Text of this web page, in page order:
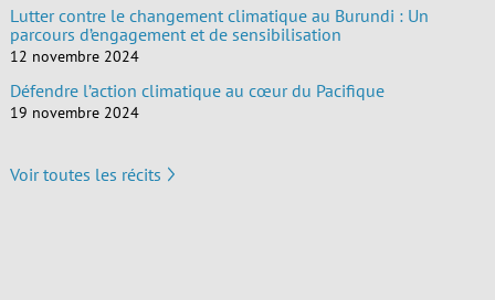
Lutter contre le changement climatique au Burundi : Un
parcours d’engagement et de sensibilisation
12 novembre 2024
Défendre l’action climatique au cœur du Pacifique
19 novembre 2024
Voir toutes les récits